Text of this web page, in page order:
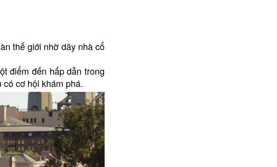
thế giới nhờ dãy nhà cổ
điểm đến hấp dẫn trong
cơ hội khám phá.